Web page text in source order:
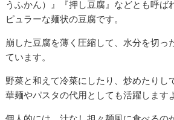
うふかん）』『押し豆腐』などとも呼ば
ピュラーな麺状の豆腐です。
崩した豆腐を薄く圧縮して、水分を切っ
ています。
野菜と和えて冷菜にしたり、炒めたりし
華麺やパスタの代用としても活躍します